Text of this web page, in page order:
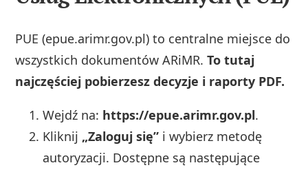
PUE (epue.arimr.gov.pl) to centralne miejsce do
wszystkich dokumentów ARiMR.To tutaj
najczęściej pobierzesz decyzje i raporty PDF.
Wejdź na: https://epue.arimr.gov.pl.
Kliknij „Zaloguj się” i wybierz metodę
autoryzacji. Dostępne są następujące